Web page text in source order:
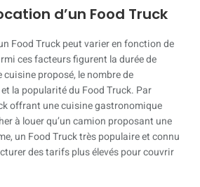
d’un Food Truck
Food Truck peut varier en fonction de
ces facteurs figurent la durée de
cuisine proposé, le nombre de
la popularité du Food Truck. Par
offrant une cuisine gastronomique
à louer qu’un camion proposant une
un Food Truck très populaire et connu
des tarifs plus élevés pour couvrir